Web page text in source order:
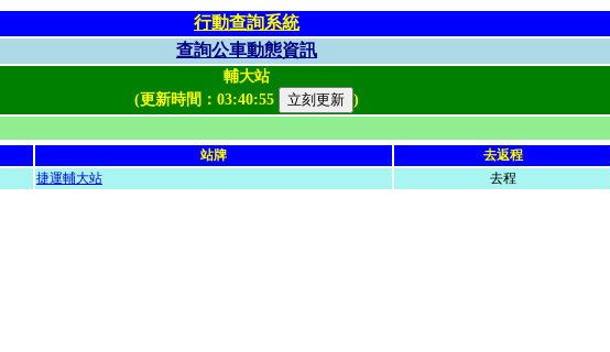
行動查詢系統
查詢公車動態資訊
輔大站
(更新時間： 03:40:55 )
站牌 去返程
捷運輔大站 去程